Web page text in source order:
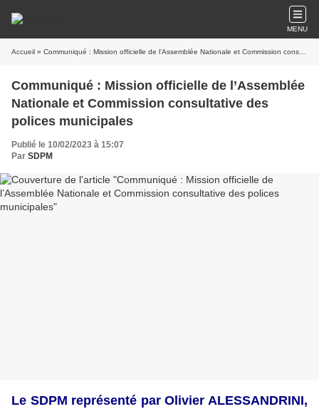
MENU
Accueil » Communiqué : Mission officielle de l’Assemblée Nationale et Commission consultative des polices municipales
Communiqué : Mission officielle de l’Assemblée
Nationale et Commission consultative des
polices municipales
Publié le 10/02/2023 à 15:07
Par SDPM
Le SDPM représenté par Olivier ALESSANDRINI,